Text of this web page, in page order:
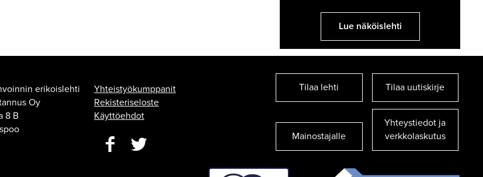
Lue näköislehti
erikoislehti
Oy
8 B
Yhteistyökumppanit
Rekisteriseloste
Käyttöehdot
Tilaa lehti Tilaa uutiskirje
Mainostajalle
Yhteystiedot ja
verkkolaskutus